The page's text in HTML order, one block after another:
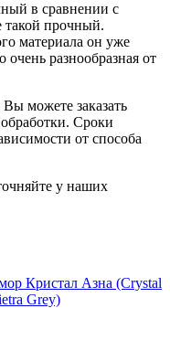
в сравнении с
такой прочный.
материала он уже
разнообразная от
можете заказать
Сроки
от способа
у наших
Кристал Азна (Crystal
Grey)